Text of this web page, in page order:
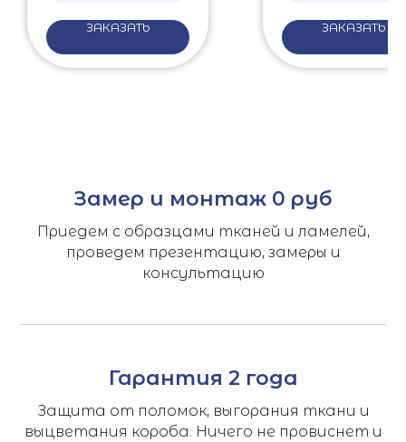
ЗАКАЗАТЬ ЗАКАЗАТЬ
Замер и монтаж 0 руб
Приедем с образцами тканей и ламелей,
проведем презентацию, замеры и
консультацию
Гарантия 2 года
Защита от поломок, выгорания ткани и
выцветания короба. Ничего не провиснет и